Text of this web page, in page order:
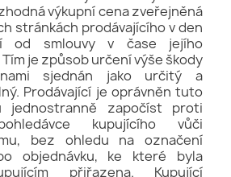
výkupní cena zveřejněná
stránkách prodávajícího v den
od smlouvy v čase jejího
je způsob určení výše škody
sjednán jako určitý a
Prodávající je oprávněn tuto
jednostranně započíst proti
kupujícího vůči
bez ohledu na označení
objednávku, ke které byla
přiřazena. Kupující